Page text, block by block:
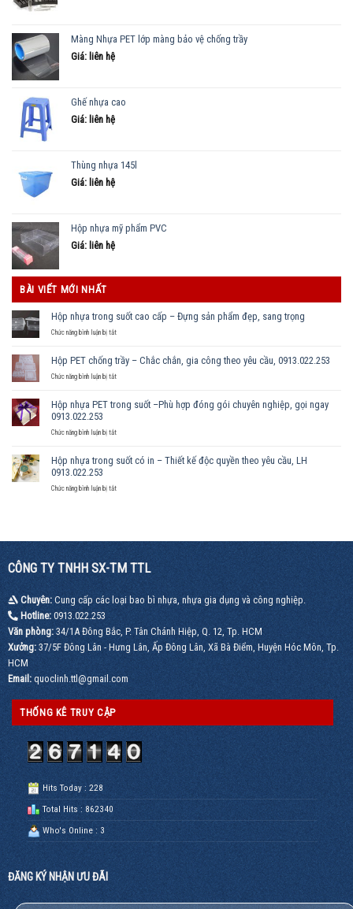
Màng Nhựa PET lớp màng bảo vệ chống trầy
Giá: liên hệ
Ghế nhựa cao
Giá: liên hệ
Thùng nhựa 145l
Giá: liên hệ
Hộp nhựa mỹ phẩm PVC
Giá: liên hệ
BÀI VIẾT MỚI NHẤT
Hộp nhựa trong suốt cao cấp – Đựng sản phẩm đẹp, sang trọng
Chức năng bình luận bị tắtở
nhựa
trong
suốt
–
sản
sang
Hộp PET chống trầy – Chắc chắn, gia công theo yêu cầu, 0913.022.253
Chức năng bình luận bị tắtở
chống
–
gia
theo
Hộp nhựa PET trong suốt –Phù hợp đóng gói chuyên nghiệp, gọi ngay
0913.022.253
Chức năng bình luận bị tắtở
PET
suốt
gói
nghiệp,
gọi
ngay
0913.022.253
Hộp nhựa trong suốt có in – Thiết kế độc quyền theo yêu cầu, LH
0913.022.253
Chức năng bình luận bị tắtở
có
–
độc
yêu
LH
CÔNG TY TNHH SX-TM TTL
Chuyên: Cung cấp các loại bao bì nhựa, nhựa gia dụng và công nghiệp.
Hotline: 0913.022.253
Văn phòng: 34/1A Đông Bắc, P. Tân Chánh Hiệp, Q. 12, Tp. HCM
Xưởng: 37/5F Đông Lân - Hưng Lân, Ấp Đông Lân, Xã Bà Điểm, Huyện Hóc Môn, Tp.
HCM
Email:quoclinh.ttl@gmail.com
THỐNG KÊ TRUY CẬP
Hits Today : 228
Total Hits : 862340
Who's Online : 3
ĐĂNG KÝ NHẬN ƯU ĐÃI